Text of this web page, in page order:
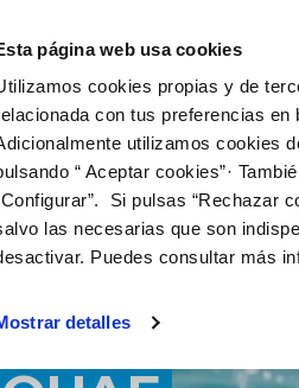
página web usa cookies
cookies propias y de
con tus preferencias
utilizamos cookies
“ Aceptar cookies”·
Si pulsas “Rechazar
las necesarias que son
Puedes consultar más
detalles